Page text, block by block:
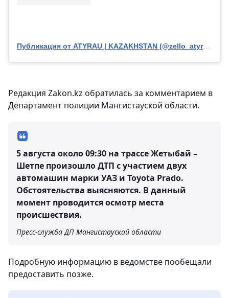
Публикация от ATYRAU | KAZAKHSTAN (@zello_atyrau)
Редакция Zakon.kz обратилась за комментарием в
Департамент полиции Мангистауской области.
5 августа около 09:30 на трассе Жетыбай –
Шетпе произошло ДТП с участием двух
автомашин марки УАЗ и Toyota Prado.
Обстоятельства выясняются. В данный
момент проводится осмотр места
происшествия.
Пресс-служба ДП Мангистауской области
Подробную информацию в ведомстве пообещали
предоставить позже.